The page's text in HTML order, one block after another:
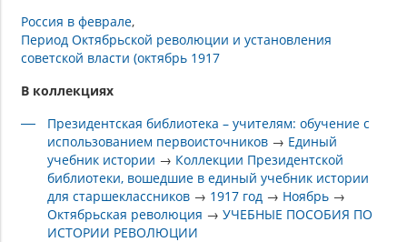
Россия в феврале
Период Октябрьской революции и установления
советской власти (октябрь 1917
В коллекциях
Президентская библиотека – учителям: обучение с
использованием первоисточников → Единый
учебник истории → Коллекции Президентской
библиотеки, вошедшие в единый учебник истории
для старшеклассников → 1917 год → Ноябрь →
Октябрьская революция →УЧЕБНЫЕ ПОСОБИЯ ПО
ИСТОРИИ РЕВОЛЮЦИИ